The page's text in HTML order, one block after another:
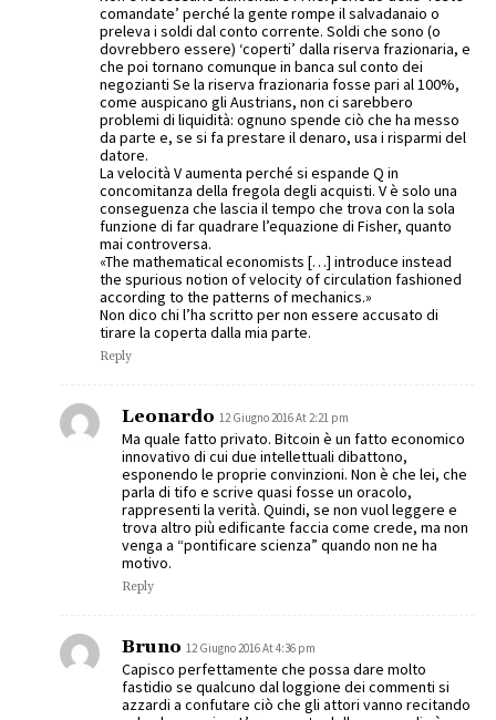
comandate’ perché la gente rompe il salvadanaio o
preleva i soldi dal conto corrente. Soldi che sono (o
dovrebbero essere) ‘coperti’ dalla riserva frazionaria, e
che poi tornano comunque in banca sul conto dei
negozianti Se la riserva frazionaria fosse pari al 100%,
come auspicano gli Austrians, non ci sarebbero
problemi di liquidità: ognuno spende ciò che ha messo
da parte e, se si fa prestare il denaro, usa i risparmi del
datore.
La velocità V aumenta perché si espande Q in
concomitanza della fregola degli acquisti. V è solo una
conseguenza che lascia il tempo che trova con la sola
funzione di far quadrare l’equazione di Fisher, quanto
mai controversa.
«The mathematical economists […] introduce instead
the spurious notion of velocity of circulation fashioned
according to the patterns of mechanics.»
Non dico chi l’ha scritto per non essere accusato di
tirare la coperta dalla mia parte.
Reply
Leonardo 12 Giugno 2016 At 2:21 pm
Ma quale fatto privato. Bitcoin è un fatto economico
innovativo di cui due intellettuali dibattono,
esponendo le proprie convinzioni. Non è che lei, che
parla di tifo e scrive quasi fosse un oracolo,
rappresenti la verità. Quindi, se non vuol leggere e
trova altro più edificante faccia come crede, ma non
venga a “pontificare scienza” quando non ne ha
motivo.
Reply
Bruno 12 Giugno 2016 At 4:36 pm
Capisco perfettamente che possa dare molto
fastidio se qualcuno dal loggione dei commenti si
azzardi a confutare ciò che gli attori vanno recitando